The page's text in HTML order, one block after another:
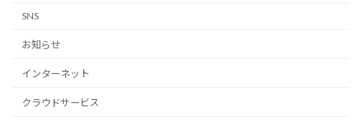
SNS
お知らせ
インターネット
クラウドサービス